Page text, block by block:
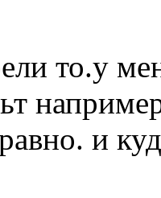
то.у
и